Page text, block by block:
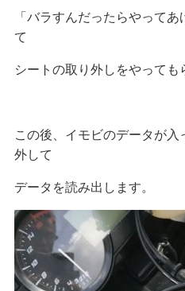
「バラすんだったらやって
て
シートの取り外しをやっても
この後、イモビのデータが入
外して
データを読み出します。